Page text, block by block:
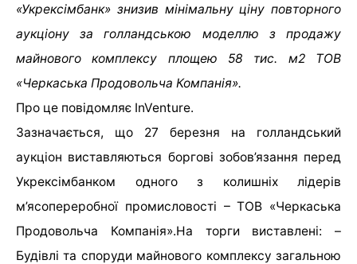
«Укрексімбанк» знизив мінімальну ціну повторного
аукціону за голландською моделлю з продажу
майнового комплексу площею 58 тис. м2 ТОВ
«Черкаська Продовольча Компанія».
Про це повідомляє InVenture.
Зазначається, що 27 березня на голландський
аукціон виставляються боргові зобов’язання перед
Укрексімбанком одного з колишніх лідерів
м’ясопереробної промисловості – ТОВ «Черкаська
Продовольча Компанія».На торги виставлені: –
Будівлі та споруди майнового комплексу загальною